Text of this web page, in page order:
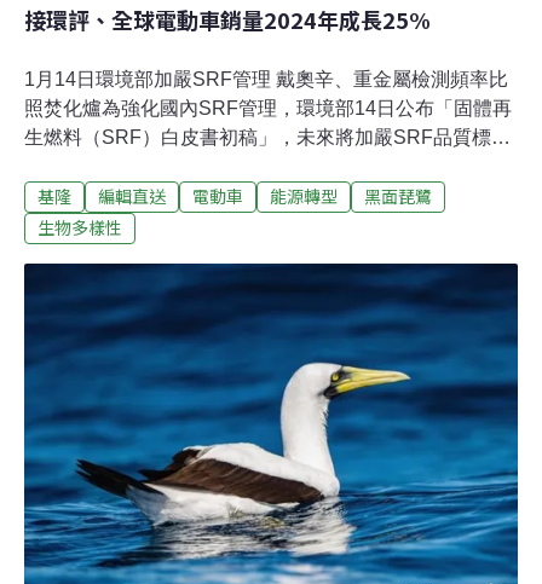
接環評、全球電動車銷量2024年成長25%
1月14日環境部加嚴SRF管理 戴奧辛、重金屬檢測頻率比
照焚化爐為強化國內SRF管理，環境部14日公布「固體再
生燃料（SRF）白皮書初稿」，未來將加嚴SRF品質標
率提高到一年四次，預計農曆年前正式發布「共通性事業
廢棄物作為固體再生燃料原料再利用管理辦法（簡稱SRF
導）永安濕地中毒黑面琵鷺「興達一號」康復 原地繫放高
雄興達發電廠生態專員去（2024）年底在永安濕地內，發
現一隻疑似肉毒桿菌中毒的黑面琵鷺亞成鳥，經救治後目
前已康復，14日進行原地衛星繫放，讓這隻黑面琵鷺重返
大自然。（中央社報導）
基隆 編輯直送 電動車 能源轉型
黑面琵鷺
生物多樣性